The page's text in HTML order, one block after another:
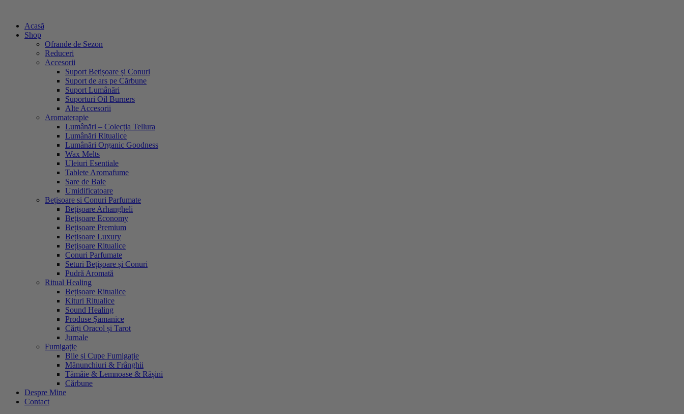
conținutAcasă
Shop
Ofrande de Sezon
Reduceri
Accesorii
Suport Bețișoare și Conuri
Suport de ars pe Cărbune
Suport Lumânări
Suporturi Oil Burners
Alte Accesorii
Aromaterapie
Lumânări – Colecția Tellura
Lumânări Ritualice
Lumânări Organic Goodness
Wax Melts
Uleiuri Esentiale
Tablete Aromafume
Sare de Baie
Umidificatoare
Bețisoare si Conuri Parfumate
Bețișoare Arhangheli
Bețișoare Economy
Bețișoare Premium
Bețișoare Luxury
Bețișoare Ritualice
Conuri Parfumate
Seturi Bețișoare și Conuri
Pudră Aromată
Ritual Healing
Bețișoare Ritualice
Kituri Ritualice
Sound Healing
Produse Șamanice
Cărți Oracol și Tarot
Jurnale
Fumigație
Bile și Cupe Fumigație
Mănunchiuri & Frânghii
Tămâie & Lemnoase & Rășini
Cărbune
Despre Mine
Contact